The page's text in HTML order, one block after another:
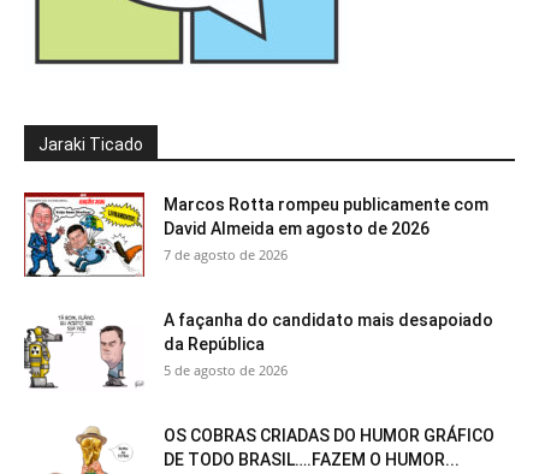
Jaraki Ticado
Marcos Rotta rompeu publicamente com
David Almeida em agosto de 2026
7 de agosto de 2026
A façanha do candidato mais desapoiado
da República
5 de agosto de 2026
OS COBRAS CRIADAS DO HUMOR GRÁFICO
DE TODO BRASIL….FAZEM O HUMOR...